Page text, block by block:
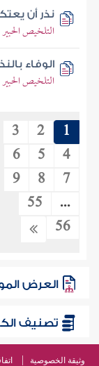
نذر أن
التلخيص
الوفاء
التلخيص
1
2
3
4
5
6
7
8
9
...
55
56
العرض
تصنيف
وثيقة الخصوصية